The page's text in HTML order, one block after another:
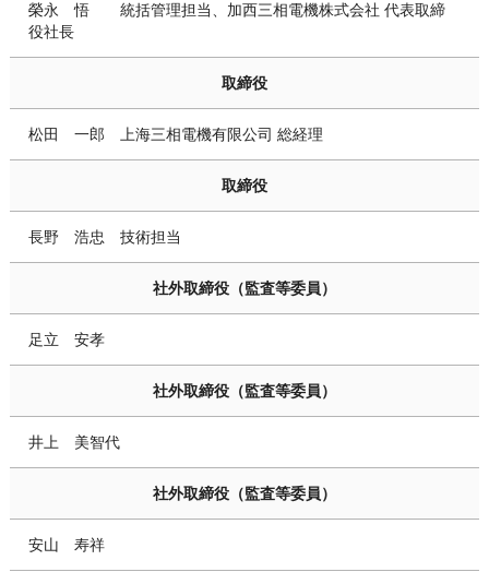
榮永 悟 統括管理担当、加西三相電機株式会社 代表取締
役社長
取締役
松田 一郎 上海三相電機有限公司 総経理
取締役
長野 浩忠 技術担当
社外取締役（監査等委員）
足立 安孝
社外取締役（監査等委員）
井上 美智代
社外取締役（監査等委員）
安山 寿祥